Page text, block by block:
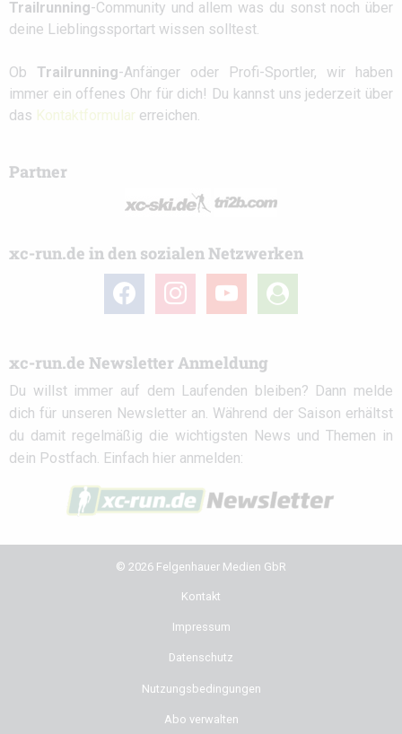
Trailrunning-Community und allem was du sonst noch über
deine Lieblingssportart wissen solltest.
Ob Trailrunning-Anfänger oder Profi-Sportler, wir haben
immer ein offenes Ohr für dich! Du kannst uns jederzeit über
das Kontaktformular erreichen.
Partner
xc-run.de in den sozialen Netzwerken
facebook instagramyoutube
user-
circle
xc-run.de Newsletter Anmeldung
Du willst immer auf dem Laufenden bleiben? Dann melde
dich für unseren Newsletter an. Während der Saison erhältst
du damit regelmäßig die wichtigsten News und Themen in
dein Postfach. Einfach hier anmelden:
© 2026 Felgenhauer Medien GbR
Kontakt
Impressum
Datenschutz
Nutzungsbedingungen
Abo verwalten